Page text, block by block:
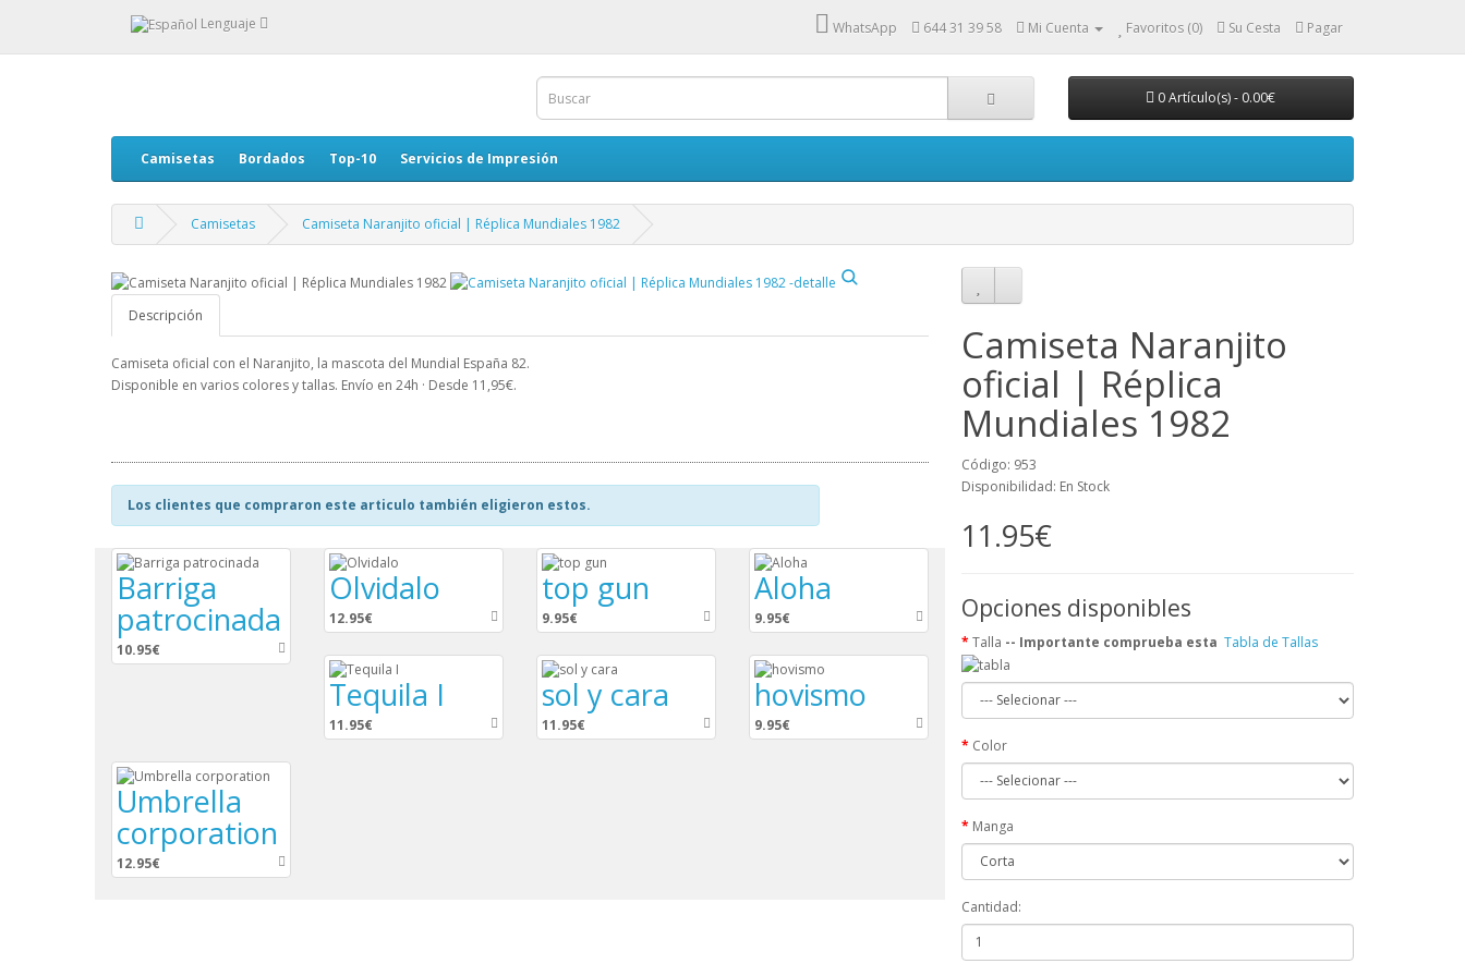
Lenguaje WhatsApp 644 31 39 58 Mi Cuenta Favoritos (0) Su Cesta Pagar
0 Artículo(s) - 0.00€
Camisetas Bordados Top-10 Servicios de Impresión
Camisetas Camiseta Naranjito oficial | Réplica Mundiales 1982
Descripción
Camiseta oficial con el Naranjito, la mascota del Mundial España 82.
Disponible en varios colores y tallas. Envío en 24h · Desde 11,95€.
Los clientes que compraron este articulo también eligieron estos.
Barriga
patrocinada
10.95€
Olvidalo
12.95€
top gun
9.95€
Aloha
9.95€
Tequila I
11.95€
sol y cara
11.95€
hovismo
9.95€
Umbrella
corporation
12.95€
Camiseta Naranjito
oficial | Réplica
Mundiales 1982
Código: 953
Disponibilidad: En Stock
11.95€
Opciones disponibles
Talla -- Importante comprueba esta Tabla de Tallas
Color
Manga
Cantidad: